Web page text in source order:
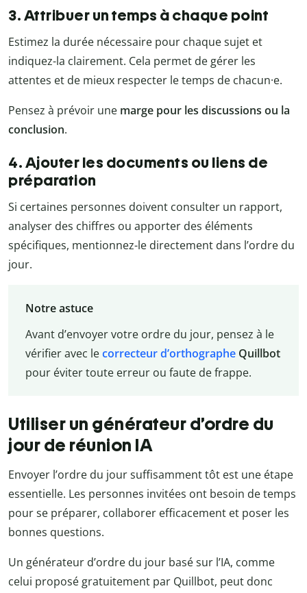
3. Attribuer un temps à chaque point
Estimez la durée nécessaire pour chaque sujet et
indiquez-la clairement. Cela permet de gérer les
attentes et de mieux respecter le temps de chacun·e.
Pensez à prévoir une marge pour les discussions ou la
conclusion.
4. Ajouter les documents ou liens de
préparation
Si certaines personnes doivent consulter un rapport,
analyser des chiffres ou apporter des éléments
spécifiques, mentionnez-le directement dans l’ordre du
jour.
Notre astuce
Avant d’envoyer votre ordre du jour, pensez à le
vérifier avec lecorrecteur d’orthographeQuillbot
pour éviter toute erreur ou faute de frappe.
Utiliser un générateur d’ordre du
jour de réunion IA
Envoyer l’ordre du jour suffisamment tôt est une étape
essentielle. Les personnes invitées ont besoin de temps
pour se préparer, collaborer efficacement et poser les
bonnes questions.
Un générateur d’ordre du jour basé sur l’IA, comme
celui proposé gratuitement par Quillbot, peut donc